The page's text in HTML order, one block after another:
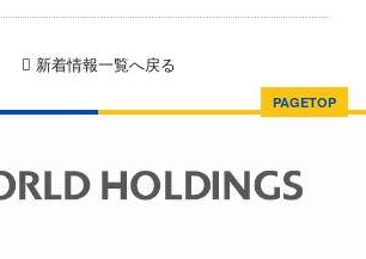
新着情報一覧へ戻る
PAGETOP